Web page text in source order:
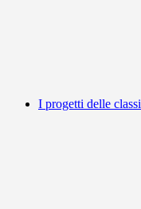
I progetti delle classi